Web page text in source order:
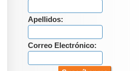
Apellidos:
Correo Electrónico: